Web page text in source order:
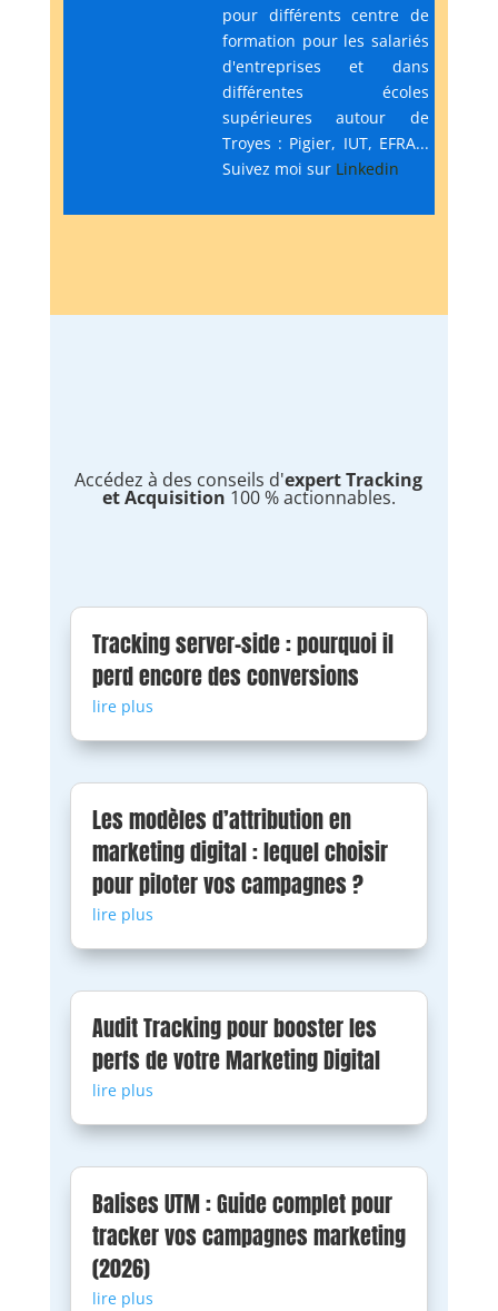
pour différents centre de
formation pour les salariés
d'entreprises et dans
différentes écoles
supérieures autour de
Troyes : Pigier, IUT, EFRA...
Suivez moi sur Linkedin
Accédez à des conseils d'expert Tracking
et Acquisition 100 % actionnables.
Tracking server-side : pourquoi il
perd encore des conversions
lire plus
Les modèles d’attribution en
marketing digital : lequel choisir
pour piloter vos campagnes ?
lire plus
Audit Tracking pour booster les
perfs de votre Marketing Digital
lire plus
Balises UTM : Guide complet pour
tracker vos campagnes marketing
(2026)
lire plus